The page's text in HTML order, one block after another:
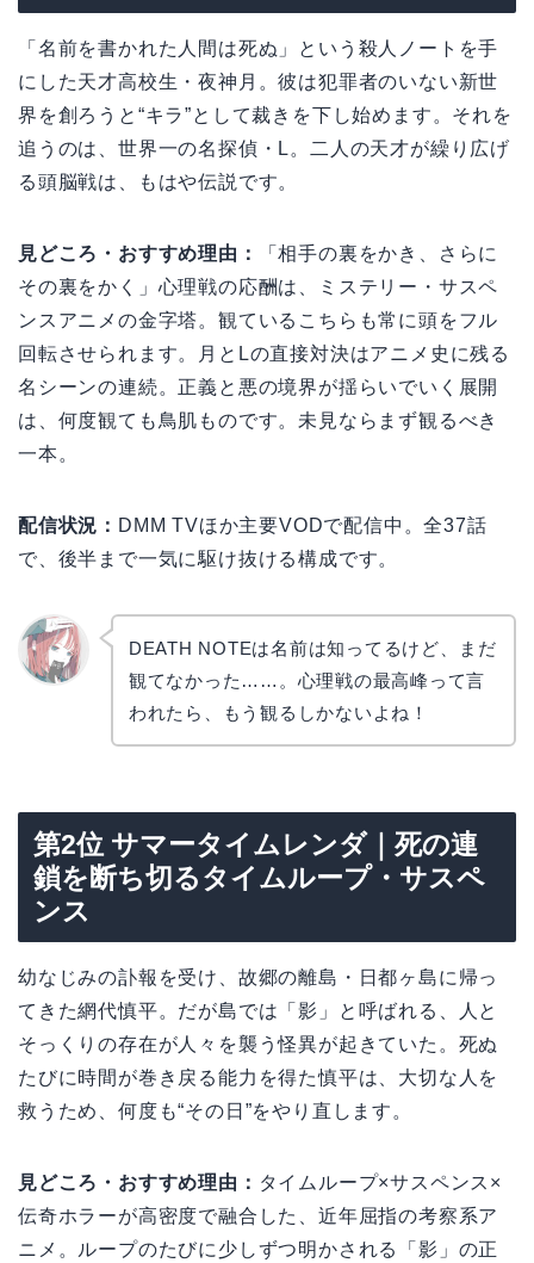
「名前を書かれた人間は死ぬ」という殺人ノートを手
にした天才高校生・夜神月。彼は犯罪者のいない新世
界を創ろうと“キラ”として裁きを下し始めます。それを
追うのは、世界一の名探偵・L。二人の天才が繰り広げ
る頭脳戦は、もはや伝説です。
見どころ・おすすめ理由：
「相手の裏をかき、さらに
その裏をかく」心理戦の応酬は、ミステリー・サスペ
ンスアニメの金字塔。観ているこちらも常に頭をフル
回転させられます。月とLの直接対決はアニメ史に残る
名シーンの連続。正義と悪の境界が揺らいでいく展開
は、何度観ても鳥肌ものです。未見ならまず観るべき
一本。
配信状況： DMM TVほか主要VODで配信中。全37話
で、後半まで一気に駆け抜ける構成です。
DEATH NOTEは名前は知ってるけど、まだ
観てなかった……。心理戦の最高峰って言
われたら、もう観るしかないよね！
第2位 サマータイムレンダ｜死の連
鎖を断ち切るタイムループ・サスペ
ンス
幼なじみの訃報を受け、故郷の離島・日都ヶ島に帰っ
てきた網代慎平。だが島では「影」と呼ばれる、人と
そっくりの存在が人々を襲う怪異が起きていた。死ぬ
たびに時間が巻き戻る能力を得た慎平は、大切な人を
救うため、何度も“その日”をやり直します。
見どころ・おすすめ理由： タイムループ×サスペンス×
伝奇ホラーが高密度で融合した、近年屈指の考察系ア
ニメ。ループのたびに少しずつ明かされる「影」の正